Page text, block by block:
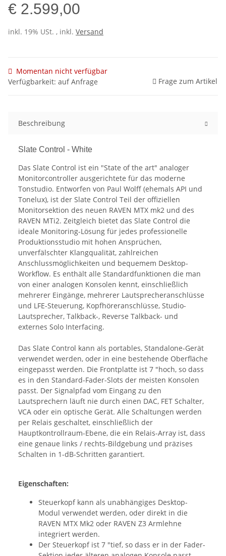
€ 2.599,00
inkl. 19% USt. , inkl. Versand
Momentan nicht verfügbar
Verfügbarkeit: auf Anfrage
Frage zum Artikel
Beschreibung
Slate Control - White
Das Slate Control ist ein "State of the art" analoger
Monitorcontroller ausgerichtete für das moderne
Tonstudio. Entworfen von Paul Wolff (ehemals API und
Tonelux), ist der Slate Control Teil der offiziellen
Monitorsektion des neuen RAVEN MTX mk2 und des
RAVEN MTi2. Zeitgleich bietet das Slate Control die
ideale Monitoring-Lösung für jedes professionelle
Produktionsstudio mit hohen Ansprüchen,
unverfälschter Klangqualität, zahlreichen
Anschlussmöglichkeiten und bequemem Desktop-
Workflow. Es enthält alle Standardfunktionen die man
von einer analogen Konsolen kennt, einschließlich
mehrerer Eingänge, mehrerer Lautsprecheranschlüsse
und LFE-Steuerung, Kopfhöreranschlüsse, Studio-
Lautsprecher, Talkback-, Reverse Talkback- und
externes Solo Interfacing.
Das Slate Control kann als portables, Standalone-Gerät
verwendet werden, oder in eine bestehende Oberfläche
eingepasst werden. Die Frontplatte ist 7 "hoch, so dass
es in den Standard-Fader-Slots der meisten Konsolen
passt. Der Signalpfad vom Eingang zu den
Lautsprechern läuft nie durch einen DAC, FET Schalter,
VCA oder ein optische Gerät. Alle Schaltungen werden
per Relais geschaltet, einschließlich der
Hauptkontrollraum-Ebene, die ein Relais-Array ist, dass
eine genaue links / rechts-Bildgebung und präzises
Schalten in 1-dB-Schritten garantiert.
Eigenschaften:
Steuerkopf kann als unabhängiges Desktop-
Modul verwendet werden, oder direkt in die
RAVEN MTX Mk2 oder RAVEN Z3 Armlehne
integriert werden.
Der Steuerkopf ist 7 "tief, so dass er in der Fader-